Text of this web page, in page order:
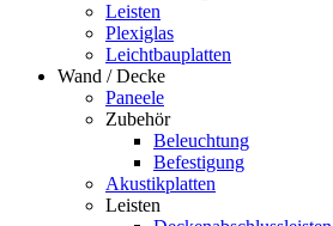
Leisten
Plexiglas
Leichtbauplatten
Wand / Decke
Paneele
Zubehör
Beleuchtung
Befestigung
Akustikplatten
Leisten